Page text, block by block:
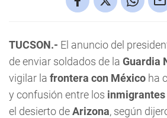
TUCSON.- El anuncio del
de enviar soldados de la Guardia
vigilar la frontera con México ha
y confusión entre los inmigrantes
el desierto deArizona, según